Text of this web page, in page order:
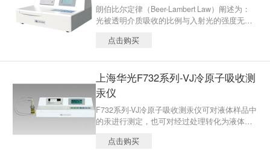
朗伯比尔定律（Beer-Lambert Law）阐述为：
光被透明介质吸收的比例与入射光的强度无
光。是光化学第三定律。是光吸收的基本定
子。比尔-朗伯定律是吸光光度法、比色分析法
和光电比色法的定量基础。光被吸收的量正比
于光程中产生光吸收的分子数目。
点击购买
上海华光F732系列-VJ冷原子吸收测
汞仪
F732系列-VJ冷原子吸收测汞仪可对液体样品中
的汞进行测定，也可对经过处理转化为液体的
固体样品或气体样品中的汞进行测定，因此可
广泛用于环境监测、食品检验、地质勘探及化
点击购买